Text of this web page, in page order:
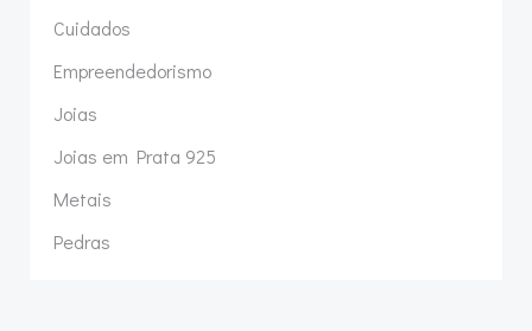
Cuidados
Empreendedorismo
Joias
Joias em Prata 925
Metais
Pedras